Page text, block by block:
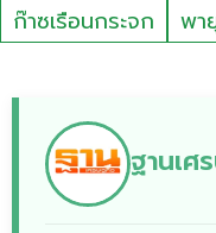
ก๊าซเรือนกระจก
พา
ฐานเศ